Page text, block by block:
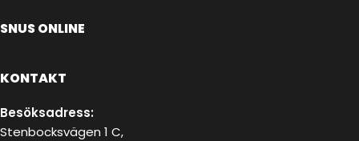
SNUS ONLINE
KONTAKT
Besöksadress:
Stenbocksvägen 1 C,